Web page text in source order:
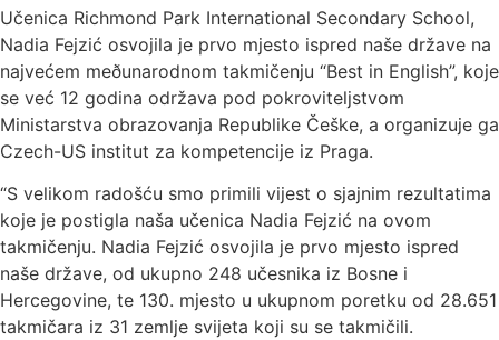
Učenica Richmond Park International Secondary School,
Nadia Fejzić osvojila je prvo mjesto ispred naše države na
najvećem meðunarodnom takmičenju “Best in English”, koje
se već 12 godina održava pod pokroviteljstvom
Ministarstva obrazovanja Republike Češke, a organizuje ga
Czech-US institut za kompetencije iz Praga.
“S velikom radošću smo primili vijest o sjajnim rezultatima
koje je postigla naša učenica Nadia Fejzić na ovom
takmičenju. Nadia Fejzić osvojila je prvo mjesto ispred
naše države, od ukupno 248 učesnika iz Bosne i
Hercegovine, te 130. mjesto u ukupnom poretku od 28.651
takmičara iz 31 zemlje svijeta koji su se takmičili.